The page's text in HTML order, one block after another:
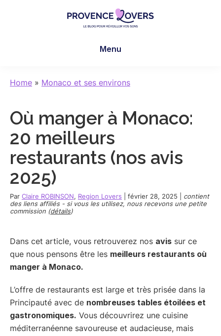
sens
-
Le
blog
de
Manu
Menu
Home » Monaco et ses environs
Où manger à Monaco:
20 meilleurs
restaurants (nos avis
2025)
Par Claire ROBINSON, Region Lovers février 28, 2025
contient
des liens affiliés - si vous les utilisez, nous recevons une petite
commission (détails)
Dans cet article, vous retrouverez nos avis sur ce
que nous pensons être les meilleurs restaurants où
manger à Monaco.
L’offre de restaurants est large et très prisée dans la
Principauté avec de nombreuses tables étoilées et
gastronomiques. Vous découvrirez une cuisine
méditerranéenne savoureuse et audacieuse, mais